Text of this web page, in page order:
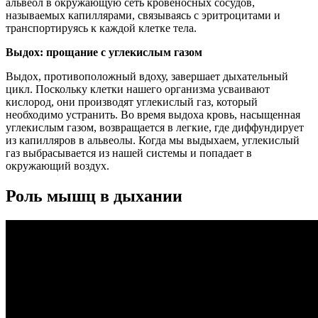
альвеол в окружающую сеть кровеносных сосудов,
называемых капиллярами, связываясь с эритроцитами и
транспортируясь к каждой клетке тела.
Выдох: прощание с углекислым газом
Выдох, противоположный вдоху, завершает дыхательный
цикл. Поскольку клетки нашего организма усваивают
кислород, они производят углекислый газ, который
необходимо устранить. Во время выдоха кровь, насыщенная
углекислым газом, возвращается в легкие, где диффундирует
из капилляров в альвеолы. Когда мы выдыхаем, углекислый
газ выбрасывается из нашей системы и попадает в
окружающий воздух.
Роль мышц в дыхании